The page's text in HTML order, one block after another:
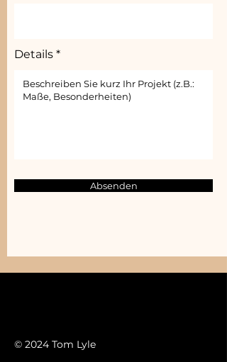
Details
Absenden
© 2024 Tom Lyle